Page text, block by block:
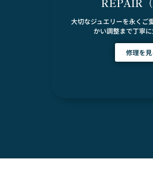
大切なジュエリーを永くご
かい調整まで丁寧に
修理を